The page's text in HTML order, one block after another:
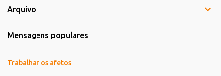
Arquivo
Mensagens populares
Trabalhar os afetos